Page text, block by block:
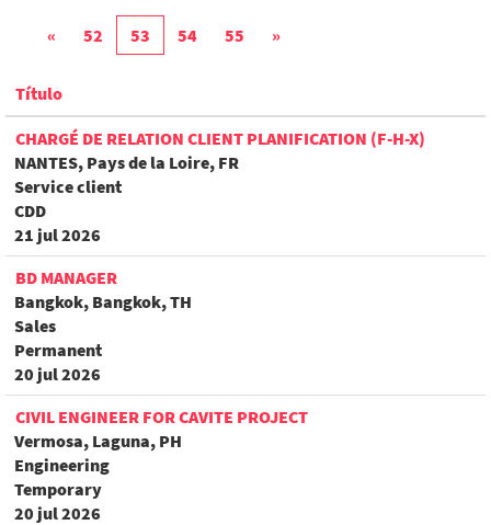
« 52 53 54 55 »
Título
CHARGÉ DE RELATION CLIENT PLANIFICATION (F-H-X)
NANTES, Pays de la Loire, FR
Service client
CDD
21 jul 2026
BD MANAGER
Bangkok, Bangkok, TH
Sales
Permanent
20 jul 2026
CIVIL ENGINEER FOR CAVITE PROJECT
Vermosa, Laguna, PH
Engineering
Temporary
20 jul 2026